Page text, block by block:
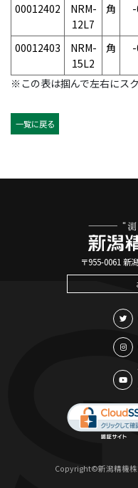
00012402
NRM-
12L7
角
00012403
NRM-
15L2
角
※この表は掴んで左右にス
一覧に戻る
〒955-0061 新
Copyright©新潟精機株